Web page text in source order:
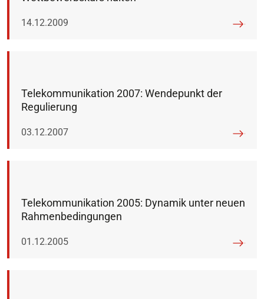
Veröffentlicht am:
14.12.2009
Telekommunikation 2007: Wendepunkt der
Regulierung
Veröffentlicht am:
03.12.2007
Telekommunikation 2005: Dynamik unter neuen
Rahmenbedingungen
Veröffentlicht am:
01.12.2005